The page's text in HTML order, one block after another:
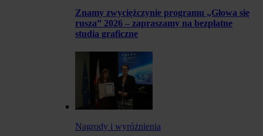
Znamy zwyciężczynie programu „Głowa się
rusza” 2026 – zapraszamy na bezpłatne
studia graficzne
Nagrody i wyróżnienia